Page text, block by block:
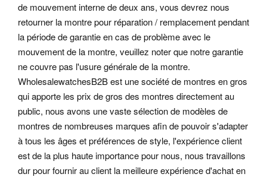
de mouvement interne de deux ans, vous devrez nous
retourner la montre pour réparation / remplacement pendant
la période de garantie en cas de problème avec le
mouvement de la montre, veuillez noter que notre garantie
ne couvre pas l'usure générale de la montre.
WholesalewatchesB2B est une société de montres en gros
qui apporte les prix de gros des montres directement au
public, nous avons une vaste sélection de modèles de
montres de nombreuses marques afin de pouvoir s'adapter
à tous les âges et préférences de style, l'expérience client
est de la plus haute importance pour nous, nous travaillons
dur pour fournir au client la meilleure expérience d'achat en